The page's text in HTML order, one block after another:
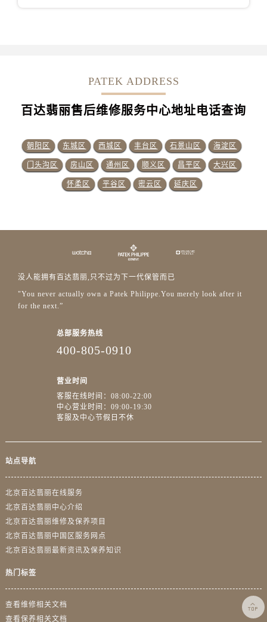
PATEK ADDRESS
百达翡丽售后维修服务中心地址电话查询
朝阳区 东城区 西城区 丰台区 石景山区 海淀区
门头沟区 房山区 通州区 顺义区 昌平区 大兴区
怀柔区 平谷区 密云区 延庆区
没人能拥有百达翡丽,只不过为下一代保管而已
"You never actually own a Patek Philippe.You merely look after it
for the next.”
总部服务热线
400-805-0910
营业时间
客服在线时间：08:00-22:00
中心营业时间：09:00-19:30
客服及中心节假日不休
站点导航
北京百达翡丽在线服务
北京百达翡丽中心介绍
北京百达翡丽维修及保养项目
北京百达翡丽中国区服务网点
北京百达翡丽最新资讯及保养知识
热门标签
查看维修相关文档
查看保养相关文档
